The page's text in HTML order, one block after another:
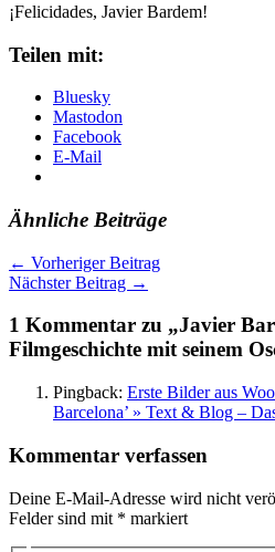
¡Felicidades, Javier Bardem!
Teilen mit:
Bluesky
Mastodon
Facebook
E-Mail
Ähnliche Beiträge
← Vorheriger Beitrag
Nächster Beitrag →
1 Kommentar zu „Javier
Filmgeschichte mit seinem
Pingback: Erste Bilder aus
Barcelona’ » Text & Blog –
Kommentar verfassen
Deine E-Mail-Adresse wird nicht
Felder sind mit * markiert